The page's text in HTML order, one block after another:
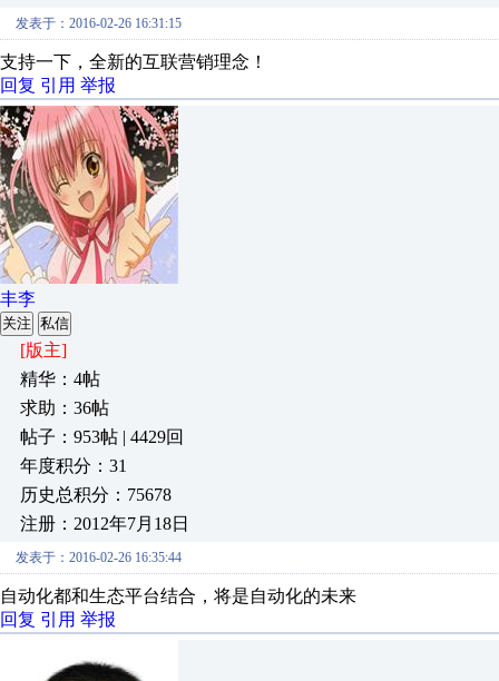
发表于：2016-02-26 16:31:15
支持一下，全新的互联营销理念！
回复 引用 举报
丰李
关注 私信
[版主]
精华：4帖
求助：36帖
帖子：953帖 | 4429回
年度积分：31
历史总积分：75678
注册：2012年7月18日
发表于：2016-02-26 16:35:44
自动化都和生态平台结合，将是自动化的未来
回复 引用 举报